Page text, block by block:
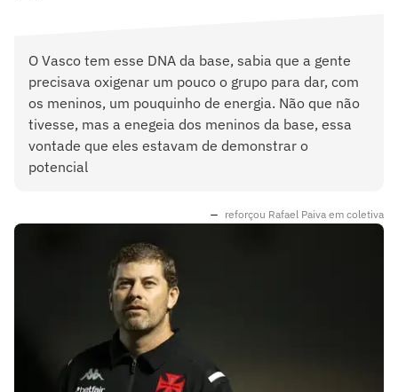
O Vasco tem esse DNA da base, sabia que a gente
precisava oxigenar um pouco o grupo para dar, com
os meninos, um pouquinho de energia. Não que não
tivesse, mas a enegeia dos meninos da base, essa
vontade que eles estavam de demonstrar o
potencial
reforçou Rafael Paiva em coletiva